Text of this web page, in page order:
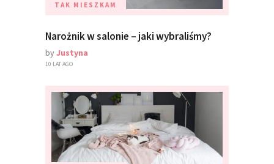
TAK MIESZKAM
Narożnik w salonie – jaki wybraliśmy?
byJustyna
10 LAT AGO